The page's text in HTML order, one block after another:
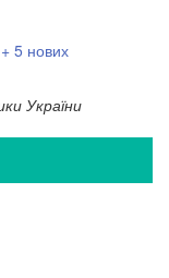
5 нових
України